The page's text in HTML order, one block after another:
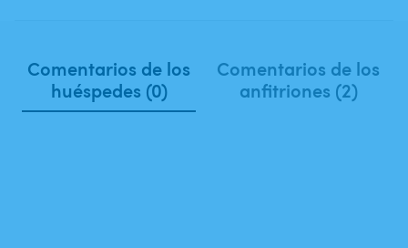
Comentarios de los
huéspedes (0)
Comentarios de los
anfitriones (2)